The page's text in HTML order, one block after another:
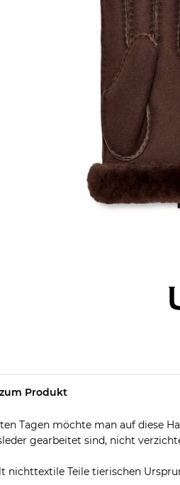
Produkt
Tagen möchte man auf diese
gearbeitet sind, nicht
nichttextile Teile tierischen